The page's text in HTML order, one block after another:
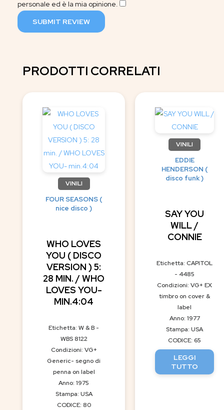
personale ed è la mia opinione.
SUBMIT REVIEW
PRODOTTI CORRELATI
VINILI
FOUR SEASONS (
nice disco )
WHO LOVES
YOU ( DISCO
VERSION ) 5:
28 MIN. / WHO
LOVES YOU-
MIN.4:04
Etichetta: W & B -
WBS 8122
Condizioni: VG+
Generic- segno di
penna on label
Anno: 1975
Stampa: USA
CODICE: 80
VINILI
EDDIE
HENDERSON (
disco funk )
SAY YOU
WILL /
CONNIE
Etichetta: CAPITOL
- 4485
Condizioni: VG+ EX
timbro on cover &
label
Anno: 1977
Stampa: USA
CODICE: 65
LEGGI
TUTTO